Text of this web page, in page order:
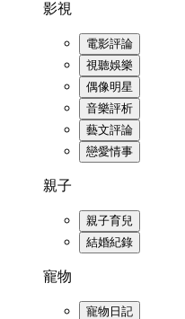
影視
電影評論
視聽娛樂
偶像明星
音樂評析
藝文評論
戀愛情事
親子
親子育兒
結婚紀錄
寵物
寵物日記